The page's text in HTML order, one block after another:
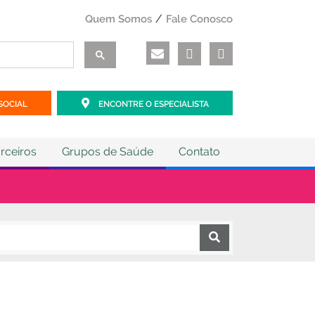
Quem Somos Fale Conosco
ENCONTRE O ESPECIALISTA
Grupos de Saúde Contato